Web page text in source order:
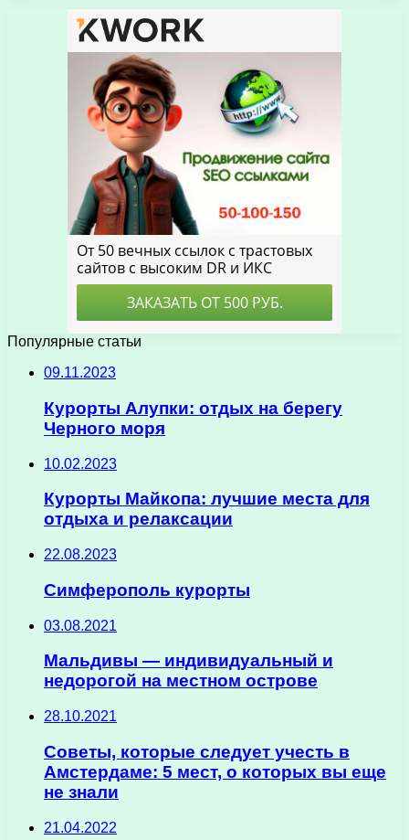
Популярные статьи
09.11.2023
Курорты Алупки: отдых на берегу
Черного моря
10.02.2023
Курорты Майкопа: лучшие места для
отдыха и релаксации
22.08.2023
Симферополь курорты
03.08.2021
Мальдивы — индивидуальный и
недорогой на местном острове
28.10.2021
Советы, которые следует учесть в
Амстердаме: 5 мест, о которых вы еще
не знали
21.04.2022